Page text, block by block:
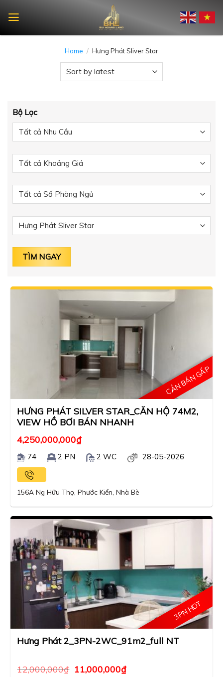
Home / Hưng Phát Sliver Star
Bộ Lọc
CẦN BÁN GẤP
HƯNG PHÁT SILVER STAR_CĂN HỘ 74M2,
VIEW HỒ BƠI BÁN NHANH
4,250,000,000₫
74 2 PN 2 WC 28-05-2026
156A Ng Hữu Thọ, Phước Kiển, Nhà Bè
3PN HOT
Hưng Phát 2_3PN-2WC_91m2_full NT
12,000,000₫ 11,000,000₫